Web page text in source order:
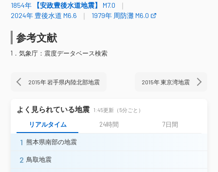
高知県
宿毛市桜町＊ 黒潮町佐賀＊
福岡県
久留米市津福本町
熊本県
菊池市隈府＊
国東市鶴川 国東市田深＊
大分市長浜
大分市舞鶴町＊
津久見市宮本町＊ 佐伯市春日町＊
佐伯市上浦＊ 佐伯市弥生＊
佐伯市米水津＊
豊後大野市朝地町（旧２）＊
1854年
【安政豊後水道地震】
M7.0
2024年 豊後水道 M6.6
1979年 周防灘 M6.0
参考文献
1．気象庁：震度データベース検索
2015年 岩手県内陸北部地震 2015年 東京湾地震
よく見られている地震 1:45更新（5分ごと）
リアルタイム 24時間 7日間
1 熊本県南部の地震
2 鳥取地震